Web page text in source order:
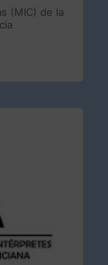
(MIC) de la